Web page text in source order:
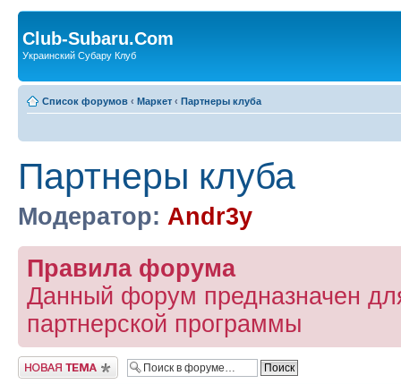
Club-Subaru.Com
Украинский Субару Клуб
Список форумов ‹ Маркет ‹ Партнеры клуба
Партнеры клуба
Модератор: Andr3y
Правила форума
Данный форум предназначен
партнерской программы
Новая тема